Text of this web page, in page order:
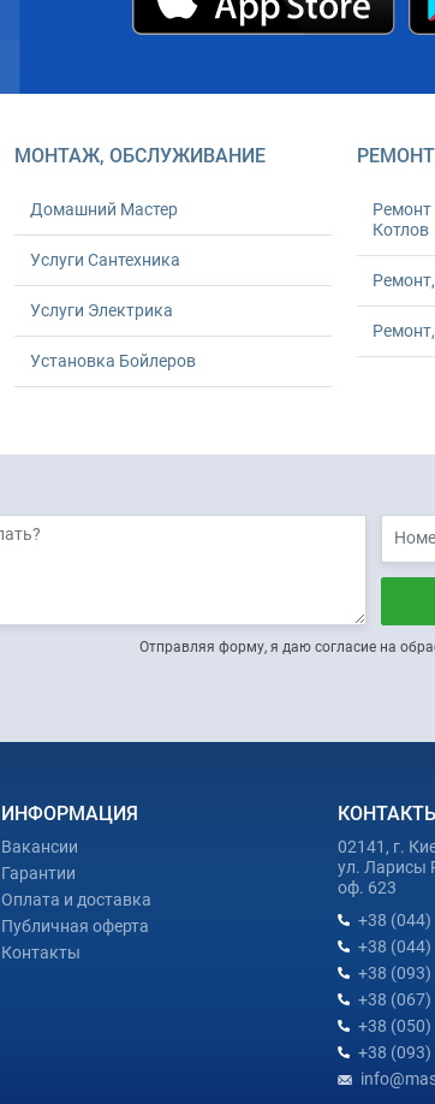
МОНТАЖ, ОБСЛУЖИВАНИЕ
Домашний Мастер
Услуги Сантехника
Услуги Электрика
Установка Бойлеров
Ремонт
Котлов
Отправляя форму, я даю согласие на
ИНФОРМАЦИЯ
Вакансии
Гарантии
Оплата и доставка
Публичная оферта
Контакты
02141, г.
ул. Ларисы
оф. 623
+38 (044)
+38 (044)
+38 (093)
+38 (067)
+38 (050)
+38 (093)